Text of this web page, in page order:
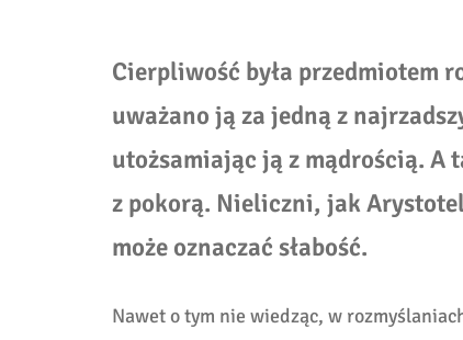
Cierpliwość była przedmiotem
uważano ją za jedną z
utożsamiając ją z mądrością. A
z pokorą. Nieliczni, jak
może oznaczać słabość.
Nawet o tym nie wiedząc, w